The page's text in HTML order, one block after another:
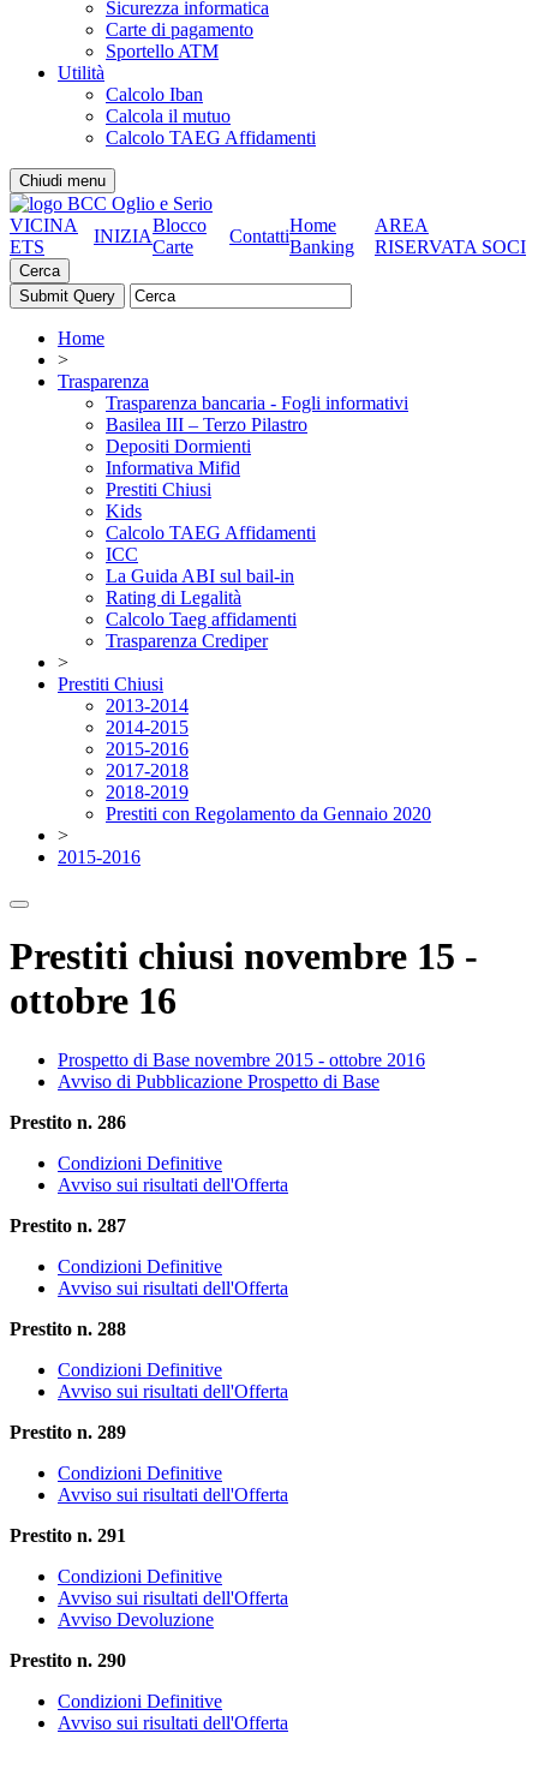
Sicurezza informatica
Carte di pagamento
Sportello ATM
Utilità
Calcolo Iban
Calcola il mutuo
Calcolo TAEG Affidamenti
Chiudi menu
VICINA
ETS
INIZIA
Blocco
Carte
Contatti
Home
Banking
AREA
RISERVATA SOCI
Cerca
Home
>
Trasparenza
Trasparenza bancaria - Fogli informativi
Basilea III – Terzo Pilastro
Depositi Dormienti
Informativa Mifid
Prestiti Chiusi
Kids
Calcolo TAEG Affidamenti
ICC
La Guida ABI sul bail-in
Rating di Legalità
Calcolo Taeg affidamenti
Trasparenza Crediper
>
Prestiti Chiusi
2013-2014
2014-2015
2015-2016
2017-2018
2018-2019
Prestiti con Regolamento da Gennaio 2020
>
2015-2016
Prestiti chiusi novembre 15 -
ottobre 16
Prospetto di Base novembre 2015 - ottobre 2016
Avviso di Pubblicazione Prospetto di Base
Prestito n. 286
Condizioni Definitive
Avviso sui risultati dell'Offerta
Prestito n. 287
Condizioni Definitive
Avviso sui risultati dell'Offerta
Prestito n. 288
Condizioni Definitive
Avviso sui risultati dell'Offerta
Prestito n. 289
Condizioni Definitive
Avviso sui risultati dell'Offerta
Prestito n. 291
Condizioni Definitive
Avviso sui risultati dell'Offerta
Avviso Devoluzione
Prestito n. 290
Condizioni Definitive
Avviso sui risultati dell'Offerta